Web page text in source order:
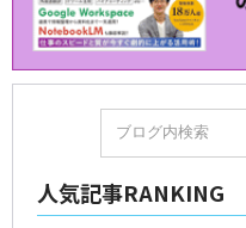
人気記事RANKING